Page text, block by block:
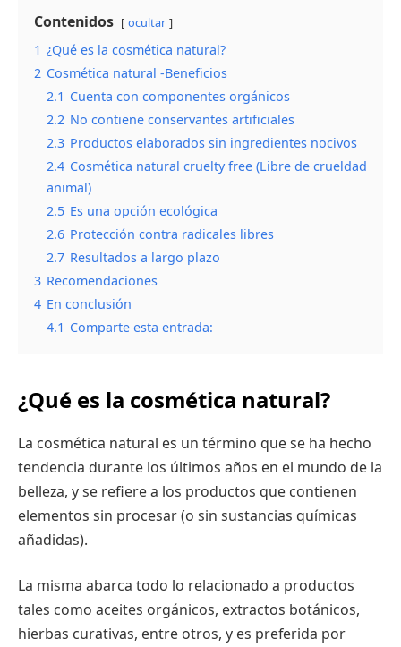
Contenidos ocultar
1 ¿Qué es la cosmética natural?
2 Cosmética natural -Beneficios
2.1 Cuenta con componentes orgánicos
2.2 No contiene conservantes artificiales
2.3 Productos elaborados sin ingredientes nocivos
2.4 Cosmética natural cruelty free (Libre de crueldad
animal)
2.5 Es una opción ecológica
2.6 Protección contra radicales libres
2.7 Resultados a largo plazo
3 Recomendaciones
4 En conclusión
4.1 Comparte esta entrada:
¿Qué es la cosmética natural?
La cosmética natural es un término que se ha hecho
tendencia durante los últimos años en el mundo de la
belleza, y se refiere a los productos que contienen
elementos sin procesar (o sin sustancias químicas
añadidas).
La misma abarca todo lo relacionado a productos
tales como aceites orgánicos, extractos botánicos,
hierbas curativas, entre otros, y es preferida por